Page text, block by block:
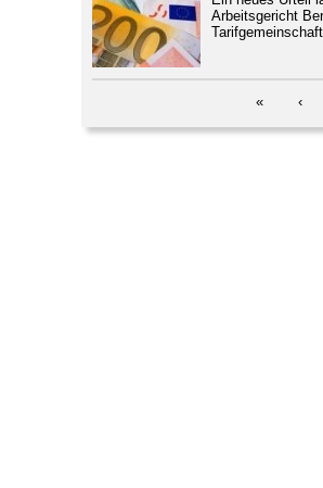
Arbeitsgericht
« ‹